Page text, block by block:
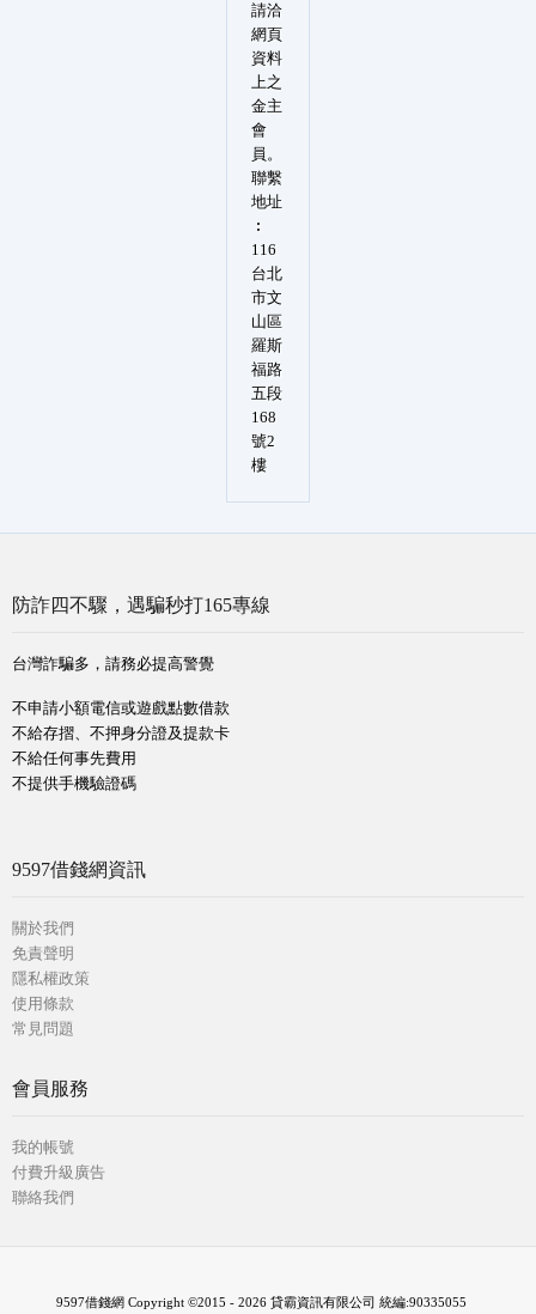
請洽
網頁
資料
上之
金主
會
員。
聯繫
地址
︰
116
台北
市文
山區
羅斯
福路
五段
168
號2
樓
防詐四不驟，遇騙秒打165專線
台灣詐騙多，請務必提高警覺
不申請小額電信或遊戲點數借款
不給存摺、不押身分證及提款卡
不給任何事先費用
不提供手機驗證碼
9597借錢網資訊
關於我們
免責聲明
隱私權政策
使用條款
常見問題
會員服務
我的帳號
付費升級廣告
聯絡我們
9597借錢網 Copyright ©2015 - 2026 貸霸資訊有限公司 統編:90335055